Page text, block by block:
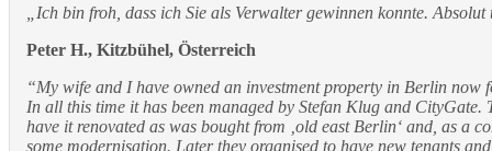
„Ich bin froh, dass ich Sie als Verwalter gewinnen konnte.
Peter H., Kitzbühel, Österreich
“My wife and I have owned an investment property in Berlin now
In all this time it has been managed by Stefan Klug and CityGate.
have it renovated as was bought from ‚old east Berlin‘ and, as a
some modernisation. Later they organised to have new tenants